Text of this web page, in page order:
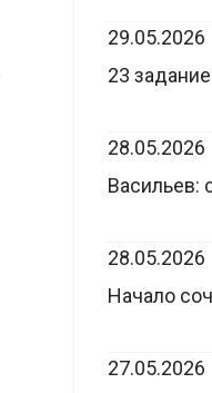
29.05.2026
23
28.05.2026
Васильев:
28.05.2026
Начало
27.05.2026